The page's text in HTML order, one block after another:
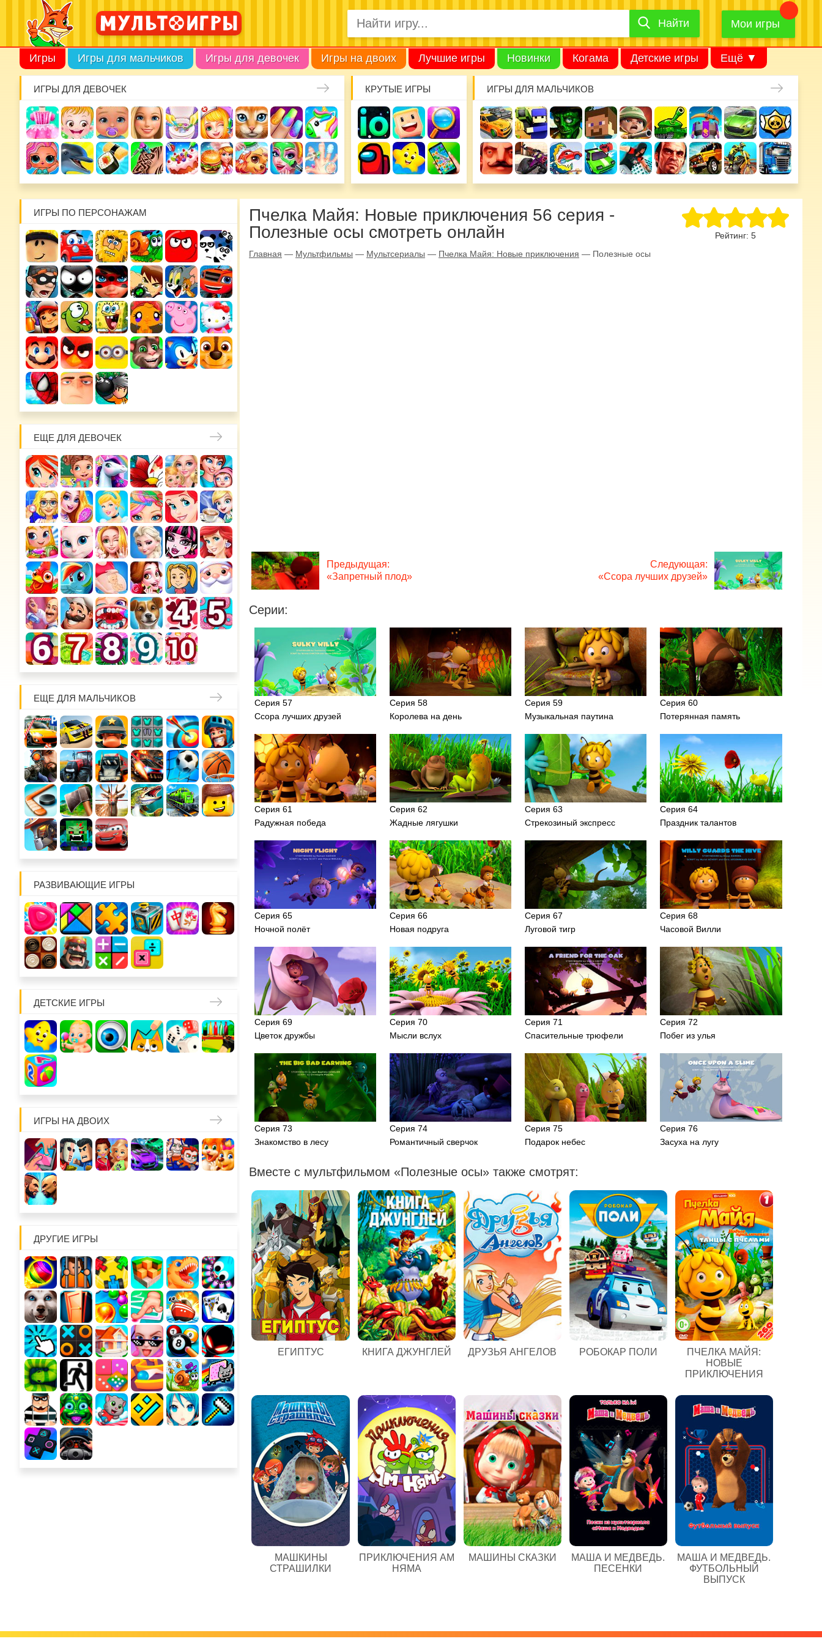
Найти
Найти Мои игры
Игры Игры для мальчиков Игры для девочек Игры на двоих Лучшие игры Новинки Когама Детские игры Ещё ▼
ИГРЫ ДЛЯ ДЕВОЧЕК КРУТЫЕ ИГРЫ ИГРЫ ДЛЯ МАЛЬЧИКОВ
ИГРЫ ПО ПЕРСОНАЖАМ
ЕЩЕ ДЛЯ ДЕВОЧЕК
ЕЩЕ ДЛЯ МАЛЬЧИКОВ
РАЗВИВАЮЩИЕ ИГРЫ
ДЕТСКИЕ ИГРЫ
ИГРЫ НА ДВОИХ
ДРУГИЕ ИГРЫ
Рейтинг: 5
Пчелка Майя: Новые приключения 56 серия -
Полезные осы смотреть онлайн
Главная — Мультфильмы — Мультсериалы — Пчелка Майя: Новые приключения — Полезные осы
Предыдущая:
«Запретный плод»
Следующая:
«Ссора лучших друзей»
Серии:
Серия 57
Ссора лучших друзей
Серия 58
Королева на день
Серия 59
Музыкальная паутина
Серия 60
Потерянная память
Серия 61
Радужная победа
Серия 62
Жадные лягушки
Серия 63
Стрекозиный экспресс
Серия 64
Праздник талантов
Серия 65
Ночной полёт
Серия 66
Новая подруга
Серия 67
Луговой тигр
Серия 68
Часовой Вилли
Серия 69
Цветок дружбы
Серия 70
Мысли вслух
Серия 71
Спасительные трюфели
Серия 72
Побег из улья
Серия 73
Знакомство в лесу
Серия 74
Романтичный сверчок
Серия 75
Подарок небес
Серия 76
Засуха на лугу
Вместе с мультфильмом «Полезные осы» также смотрят:
ЕГИПТУС КНИГА ДЖУНГЛЕЙ ДРУЗЬЯ АНГЕЛОВ РОБОКАР ПОЛИ
ПЧЕЛКА МАЙЯ:
НОВЫЕ
ПРИКЛЮЧЕНИЯ
МАШКИНЫ
СТРАШИЛКИ
ПРИКЛЮЧЕНИЯ АМ
НЯМА
МАШИНЫ СКАЗКИ
МАША И МЕДВЕДЬ.
ПЕСЕНКИ
МАША И МЕДВЕДЬ.
ФУТБОЛЬНЫЙ
ВЫПУСК